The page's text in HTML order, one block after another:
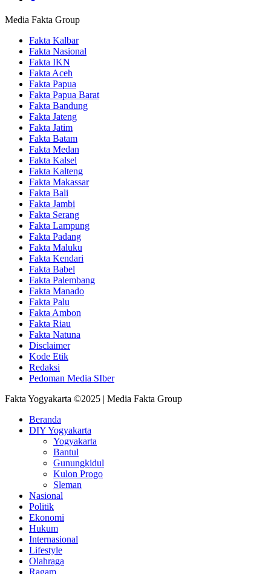
Media Fakta Group
Fakta Kalbar
Fakta Nasional
Fakta IKN
Fakta Aceh
Fakta Papua
Fakta Papua Barat
Fakta Bandung
Fakta Jateng
Fakta Jatim
Fakta Batam
Fakta Medan
Fakta Kalsel
Fakta Kalteng
Fakta Makassar
Fakta Bali
Fakta Jambi
Fakta Serang
Fakta Lampung
Fakta Padang
Fakta Maluku
Fakta Kendari
Fakta Babel
Fakta Palembang
Fakta Manado
Fakta Palu
Fakta Ambon
Fakta Riau
Fakta Natuna
Disclaimer
Kode Etik
Redaksi
Pedoman Media SIber
Fakta Yogyakarta ©2025 | Media Fakta Group
Beranda
DIY Yogyakarta
Yogyakarta
Bantul
Gunungkidul
Kulon Progo
Sleman
Nasional
Politik
Ekonomi
Hukum
Internasional
Lifestyle
Olahraga
Ragam